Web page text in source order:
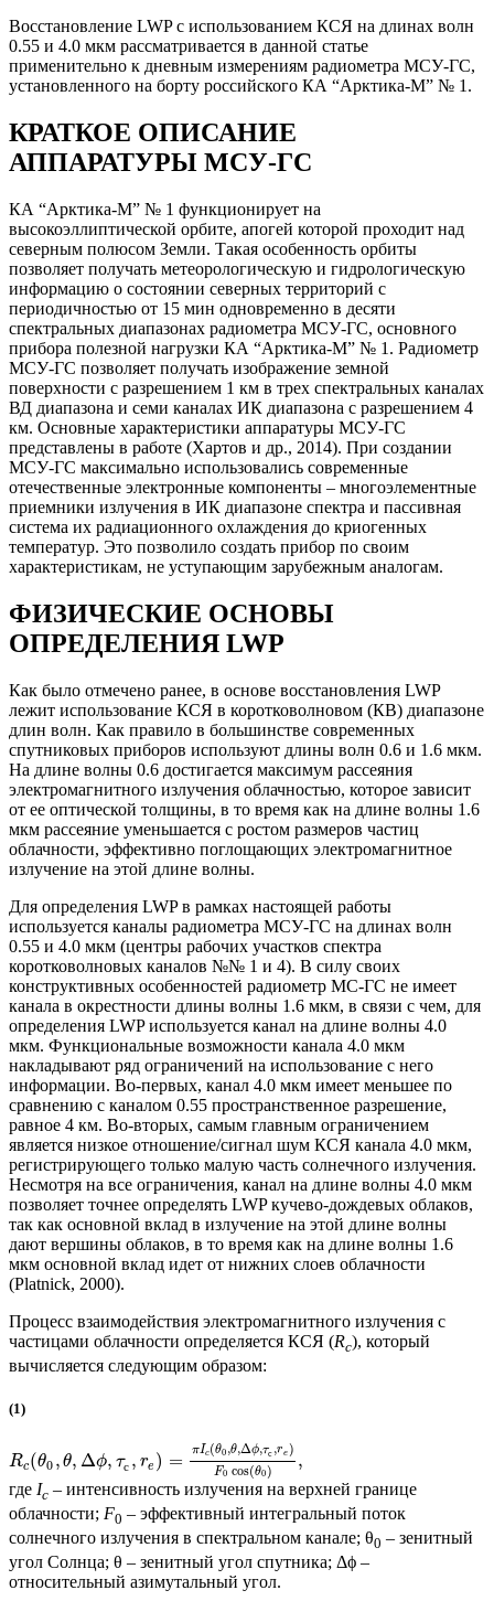
Восстановление LWP с использованием КСЯ на длинах волн
0.55 и 4.0 мкм рассматривается в данной статье
применительно к дневным измерениям радиометра МСУ-ГС,
установленного на борту российского КА “Арктика-М” № 1.
КРАТКОЕ ОПИСАНИЕ
АППАРАТУРЫ МСУ-ГС
КА “Арктика-М” № 1 функционирует на
высокоэллиптической орбите, апогей которой проходит над
северным полюсом Земли. Такая особенность орбиты
позволяет получать метеорологическую и гидрологическую
информацию о состоянии северных территорий с
периодичностью от 15 мин одновременно в десяти
спектральных диапазонах радиометра МСУ-ГС, основного
прибора полезной нагрузки КА “Арктика-М” № 1. Радиометр
МСУ-ГС позволяет получать изображение земной
поверхности с разрешением 1 км в трех спектральных каналах
ВД диапазона и семи каналах ИК диапазона с разрешением 4
км. Основные характеристики аппаратуры МСУ-ГС
представлены в работе (Хартов и др., 2014). При создании
МСУ-ГС максимально использовались современные
отечественные электронные компоненты – многоэлементные
приемники излучения в ИК диапазоне спектра и пассивная
система их радиационного охлаждения до криогенных
температур. Это позволило создать прибор по своим
характеристикам, не уступающим зарубежным аналогам.
ФИЗИЧЕСКИЕ ОСНОВЫ
ОПРЕДЕЛЕНИЯ LWP
Как было отмечено ранее, в основе восстановления LWP
лежит использование КСЯ в коротковолновом (КВ) диапазоне
длин волн. Как правило в большинстве современных
спутниковых приборов используют длины волн 0.6 и 1.6 мкм.
На длине волны 0.6 достигается максимум рассеяния
электромагнитного излучения облачностью, которое зависит
от ее оптической толщины, в то время как на длине волны 1.6
мкм рассеяние уменьшается с ростом размеров частиц
облачности, эффективно поглощающих электромагнитное
излучение на этой длине волны.
Для определения LWP в рамках настоящей работы
используется каналы радиометра МСУ-ГС на длинах волн
0.55 и 4.0 мкм (центры рабочих участков спектра
коротковолновых каналов №№ 1 и 4). В силу своих
конструктивных особенностей радиометр МС-ГС не имеет
канала в окрестности длины волны 1.6 мкм, в связи с чем, для
определения LWP используется канал на длине волны 4.0
мкм. Функциональные возможности канала 4.0 мкм
накладывают ряд ограничений на использование с него
информации. Во-первых, канал 4.0 мкм имеет меньшее по
сравнению с каналом 0.55 пространственное разрешение,
равное 4 км. Во-вторых, самым главным ограничением
является низкое отношение/сигнал шум КСЯ канала 4.0 мкм,
регистрирующего только малую часть солнечного излучения.
Несмотря на все ограничения, канал на длине волны 4.0 мкм
позволяет точнее определять LWP кучево-дождевых облаков,
так как основной вклад в излучение на этой длине волны
дают вершины облаков, в то время как на длине волны 1.6
мкм основной вклад идет от нижних слоев облачности
(Platnick, 2000).
Процесс взаимодействия электромагнитного излучения с
частицами облачности определяется КСЯ (Rc), который
вычисляется следующим образом:
(1)
Rc(θ0 , θ, Δϕ, τс , re ) = πIc(θ0 ,θ,Δϕ,τс ,re)
F0 cos(θ0) ,
где Ic – интенсивность излучения на верхней границе
облачности; F0 – эффективный интегральный поток
солнечного излучения в спектральном канале; θ0 – зенитный
угол Солнца; θ – зенитный угол спутника; Δϕ –
относительный азимутальный угол.